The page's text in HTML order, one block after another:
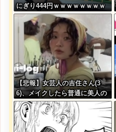
にぎり444円ｗｗｗｗｗｗｗｗ
ｗｗｗｗ
【悲報】女芸人の吉住さん(3
6)、メイクしたら普通に美人の
部類だったと判明